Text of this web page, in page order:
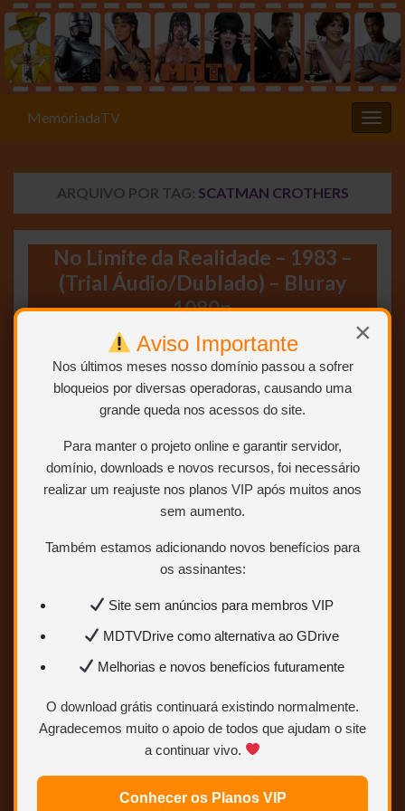
×
Aviso Importante
Nos últimos meses nosso domínio passou a sofrer
bloqueios por diversas operadoras, causando uma
grande queda nos acessos do site.
Para manter o projeto online e garantir servidor,
domínio, downloads e novos recursos, foi necessário
realizar um reajuste nos planos VIP após muitos anos
sem aumento.
Também estamos adicionando novos benefícios para
os assinantes:
Site sem anúncios para membros VIP
MDTVDrive como alternativa ao GDrive
Melhorias e novos benefícios futuramente
O download grátis continuará existindo normalmente.
Agradecemos muito o apoio de todos que ajudam o site
a continuar vivo.
Conhecer os Planos VIP
MemóriadaTV
ARQUIVO POR TAG: SCATMAN CROTHERS
No Limite da Realidade – 1983 –
(Trial Áudio/Dublado) – Bluray
1080p